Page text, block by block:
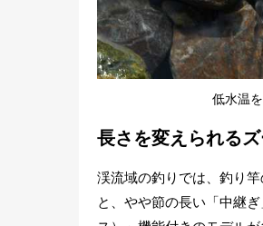
低水温
長さを変えられる
渓流域の釣りでは、釣り
と、やや節の長い「中継